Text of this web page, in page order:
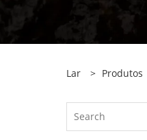
Lar > Produtos